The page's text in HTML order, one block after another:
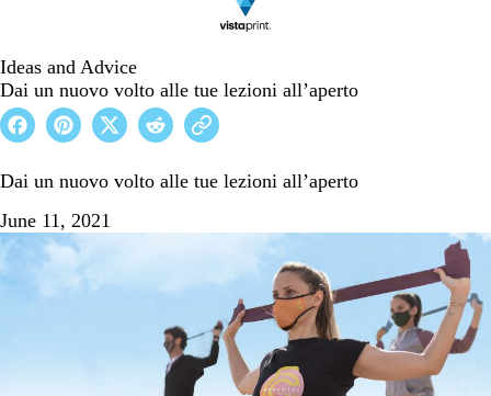
Ideas and Advice
Dai un nuovo volto alle tue lezioni all’aperto
Dai un nuovo volto alle tue lezioni all’aperto
June 11, 2021